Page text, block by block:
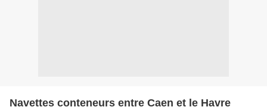
Navettes conteneurs entre Caen et le Havre